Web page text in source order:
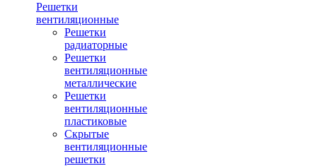
Решетки
вентиляционные
Решетки
радиаторные
Решетки
вентиляционные
металлические
Решетки
вентиляционные
пластиковые
Скрытые
вентиляционные
решетки